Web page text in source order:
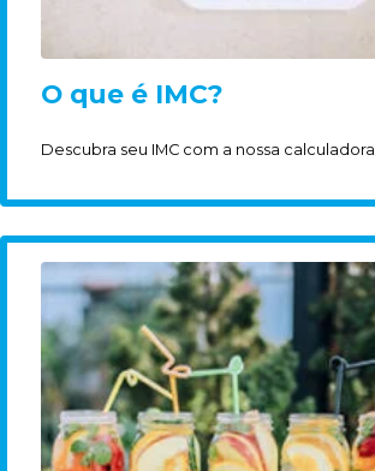
O que é IMC?
Descubra seu IMC com a nossa calculadora